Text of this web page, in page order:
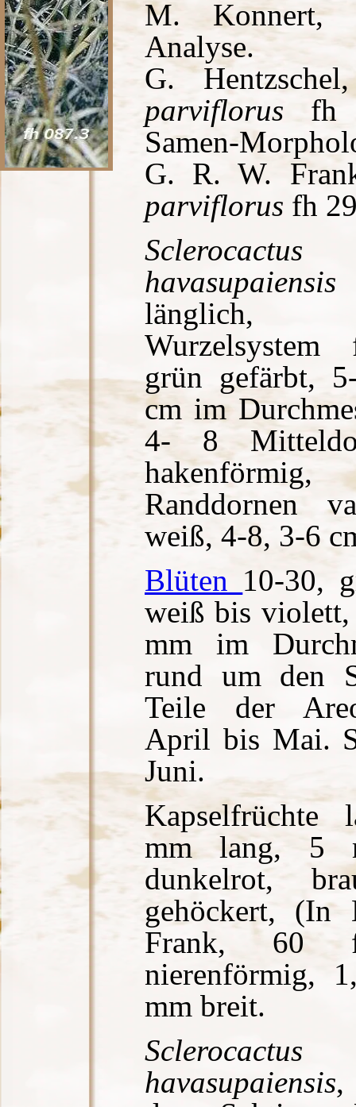
M. Konnert,
Analyse.
G.
parviflorus fh
Samen-
G. R. W.
parviflorus fh
havasupaiensis
länglich,
Wurzelsystem
grün gefärbt,
cm im
4- 8
Randdornen
weiß, 4-8, 3-6
Blüten 10-30,
weiß bis
mm im
rund um den
Teile der
April bis Mai.
Juni.
mm lang, 5
dunkelrot,
gehöckert, (In
Frank, 60
nierenförmig,
mm breit.
havasupaiensis,